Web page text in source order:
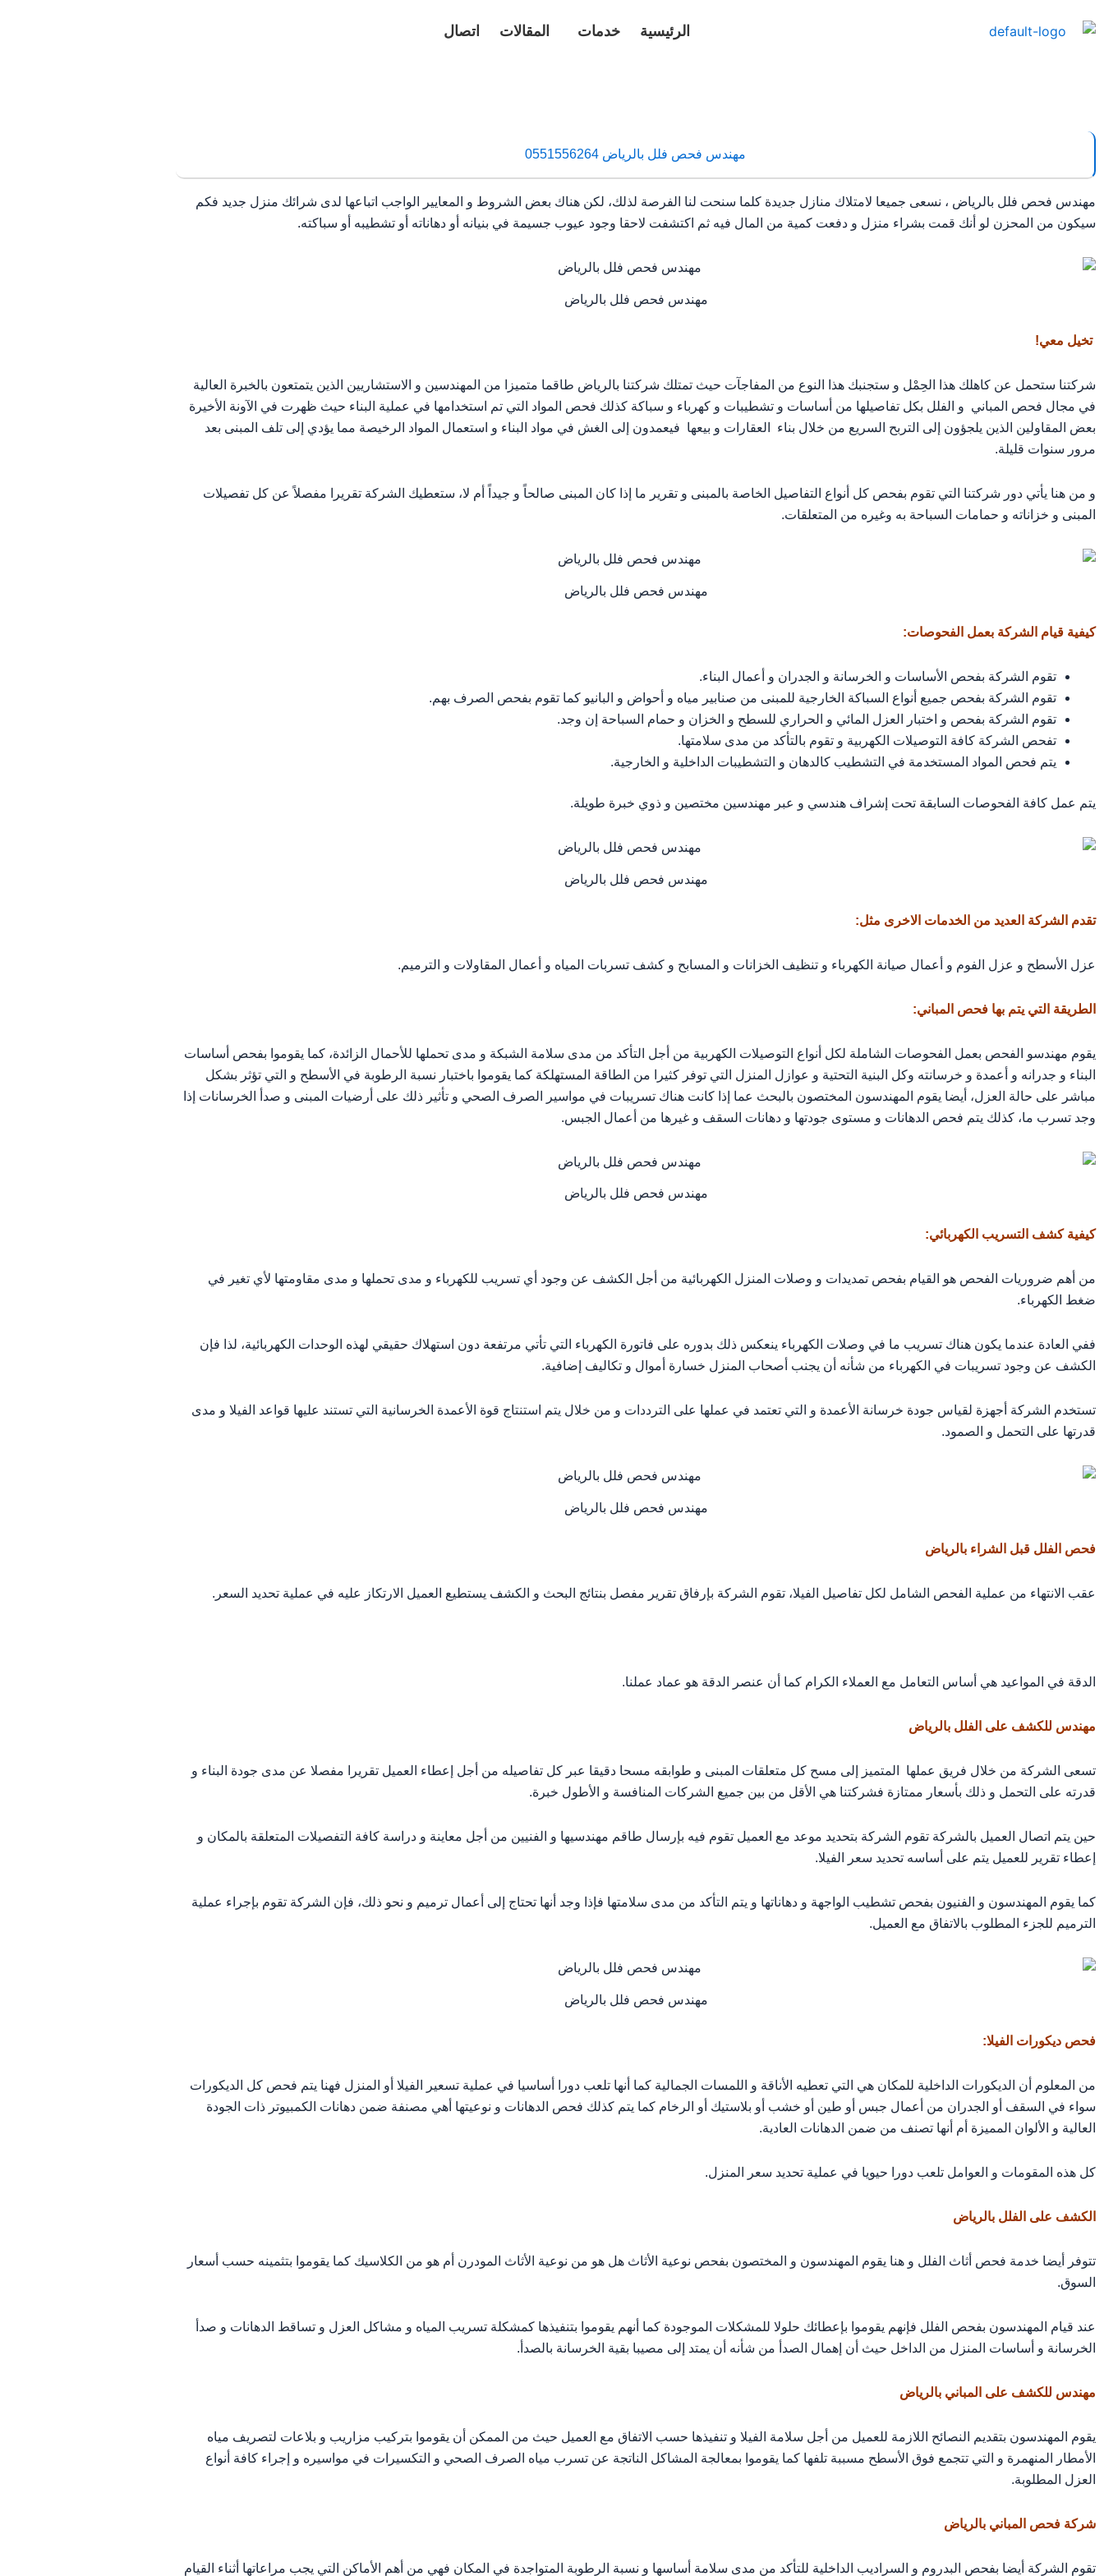
إلى
الرئيسية خدمات المقالات اتصال
مهندس فحص فلل بالرياض 0551556264
مهندس فحص فلل بالرياض ، نسعى جميعا لامتلاك منازل جديدة كلما سنحت لنا الفرصة لذلك، لكن هناك بعض الشروط و المعايير الواجب اتباعها لدى شرائك منزل جديد فكم
سيكون من المحزن لو أنك قمت بشراء منزل و دفعت كمية من المال فيه ثم اكتشفت لاحقا وجود عيوب جسيمة في بنيانه أو دهاناته أو تشطيبه أو سباكته.
مهندس فحص فلل بالرياض
تخيل معي!
شركتنا ستحمل عن كاهلك هذا الحِمْل و ستجنبك هذا النوع من المفاجآت حيث تمتلك شركتنا بالرياض طاقما متميزا من المهندسين و الاستشاريين الذين يتمتعون بالخبرة العالية
في مجال فحص المباني و الفلل بكل تفاصيلها من أساسات و تشطيبات و كهرباء و سباكة كذلك فحص المواد التي تم استخدامها في عملية البناء حيث ظهرت في الآونة الأخيرة
بعض المقاولين الذين يلجؤون إلى التربح السريع من خلال بناء العقارات و بيعها فيعمدون إلى الغش في مواد البناء و استعمال المواد الرخيصة مما يؤدي إلى تلف المبنى بعد
مرور سنوات قليلة.
و من هنا يأتي دور شركتنا التي تقوم بفحص كل أنواع التفاصيل الخاصة بالمبنى و تقرير ما إذا كان المبنى صالحاً و جيداً أم لا، ستعطيك الشركة تقريرا مفصلاً عن كل تفصيلات
المبنى و خزاناته و حمامات السباحة به وغيره من المتعلقات.
مهندس فحص فلل بالرياض
كيفية قيام الشركة بعمل الفحوصات:
تقوم الشركة بفحص الأساسات و الخرسانة و الجدران و أعمال البناء.
تقوم الشركة بفحص جميع أنواع السباكة الخارجية للمبنى من صنابير مياه و أحواض و البانيو كما تقوم بفحص الصرف بهم.
تقوم الشركة بفحص و اختبار العزل المائي و الحراري للسطح و الخزان و حمام السباحة إن وجد.
تفحص الشركة كافة التوصيلات الكهربية و تقوم بالتأكد من مدى سلامتها.
يتم فحص المواد المستخدمة في التشطيب كالدهان و التشطيبات الداخلية و الخارجية.
يتم عمل كافة الفحوصات السابقة تحت إشراف هندسي و عبر مهندسين مختصين و ذوي خبرة طويلة.
مهندس فحص فلل بالرياض
تقدم الشركة العديد من الخدمات الاخرى مثل:
عزل الأسطح و عزل الفوم و أعمال صيانة الكهرباء و تنظيف الخزانات و المسابح و كشف تسربات المياه و أعمال المقاولات و الترميم.
الطريقة التي يتم بها فحص المباني:
يقوم مهندسو الفحص بعمل الفحوصات الشاملة لكل أنواع التوصيلات الكهربية من أجل التأكد من مدى سلامة الشبكة و مدى تحملها للأحمال الزائدة، كما يقوموا بفحص أساسات
البناء و جدرانه و أعمدة و خرسانته وكل البنية التحتية و عوازل المنزل التي توفر كثيرا من الطاقة المستهلكة كما يقوموا باختبار نسبة الرطوبة في الأسطح و التي تؤثر بشكل
مباشر على حالة العزل، أيضا يقوم المهندسون المختصون بالبحث عما إذا كانت هناك تسريبات في مواسير الصرف الصحي و تأثير ذلك على أرضيات المبنى و صدأ الخرسانات إذا
وجد تسرب ما، كذلك يتم فحص الدهانات و مستوى جودتها و دهانات السقف و غيرها من أعمال الجبس.
مهندس فحص فلل بالرياض
كيفية كشف التسريب الكهربائي:
من أهم ضروريات الفحص هو القيام بفحص تمديدات و وصلات المنزل الكهربائية من أجل الكشف عن وجود أي تسريب للكهرباء و مدى تحملها و مدى مقاومتها لأي تغير في
ضغط الكهرباء.
ففي العادة عندما يكون هناك تسريب ما في وصلات الكهرباء ينعكس ذلك بدوره على فاتورة الكهرباء التي تأتي مرتفعة دون استهلاك حقيقي لهذه الوحدات الكهربائية، لذا فإن
الكشف عن وجود تسريبات في الكهرباء من شأنه أن يجنب أصحاب المنزل خسارة أموال و تكاليف إضافية.
تستخدم الشركة أجهزة لقياس جودة خرسانة الأعمدة و التي تعتمد في عملها على الترددات و من خلال يتم استنتاج قوة الأعمدة الخرسانية التي تستند عليها قواعد الفيلا و مدى
قدرتها على التحمل و الصمود.
مهندس فحص فلل بالرياض
فحص الفلل قبل الشراء بالرياض
عقب الانتهاء من عملية الفحص الشامل لكل تفاصيل الفيلا، تقوم الشركة بإرفاق تقرير مفصل بنتائج البحث و الكشف يستطيع العميل الارتكاز عليه في عملية تحديد السعر.
الدقة في المواعيد هي أساس التعامل مع العملاء الكرام كما أن عنصر الدقة هو عماد عملنا.
مهندس للكشف على الفلل بالرياض
تسعى الشركة من خلال فريق عملها المتميز إلى مسح كل متعلقات المبنى و طوابقه مسحا دقيقا عبر كل تفاصيله من أجل إعطاء العميل تقريرا مفصلا عن مدى جودة البناء و
قدرته على التحمل و ذلك بأسعار ممتازة فشركتنا هي الأقل من بين جميع الشركات المنافسة و الأطول خبرة.
حين يتم اتصال العميل بالشركة تقوم الشركة بتحديد موعد مع العميل تقوم فيه بإرسال طاقم مهندسيها و الفنيين من أجل معاينة و دراسة كافة التفصيلات المتعلقة بالمكان و
إعطاء تقرير للعميل يتم على أساسه تحديد سعر الفيلا.
كما يقوم المهندسون و الفنيون بفحص تشطيب الواجهة و دهاناتها و يتم التأكد من مدى سلامتها فإذا وجد أنها تحتاج إلى أعمال ترميم و نحو ذلك، فإن الشركة تقوم بإجراء عملية
الترميم للجزء المطلوب بالاتفاق مع العميل.
مهندس فحص فلل بالرياض
فحص ديكورات الفيلا:
من المعلوم أن الديكورات الداخلية للمكان هي التي تعطيه الأناقة و اللمسات الجمالية كما أنها تلعب دورا أساسيا في عملية تسعير الفيلا أو المنزل فهنا يتم فحص كل الديكورات
سواء في السقف أو الجدران من أعمال جبس أو طين أو خشب أو بلاستيك أو الرخام كما يتم كذلك فحص الدهانات و نوعيتها أهي مصنفة ضمن دهانات الكمبيوتر ذات الجودة
العالية و الألوان المميزة أم أنها تصنف من ضمن الدهانات العادية.
كل هذه المقومات و العوامل تلعب دورا حيويا في عملية تحديد سعر المنزل.
الكشف على الفلل بالرياض
تتوفر أيضا خدمة فحص أثاث الفلل و هنا يقوم المهندسون و المختصون بفحص نوعية الأثاث هل هو من نوعية الأثاث المودرن أم هو من الكلاسيك كما يقوموا بتثمينه حسب أسعار
السوق.
عند قيام المهندسون بفحص الفلل فإنهم يقوموا بإعطائك حلولا للمشكلات الموجودة كما أنهم يقوموا بتنفيذها كمشكلة تسريب المياه و مشاكل العزل و تساقط الدهانات و صدأ
الخرسانة و أساسات المنزل من الداخل حيث أن إهمال الصدأ من شأنه أن يمتد إلى مصيبا بقية الخرسانة بالصدأ.
مهندس للكشف على المباني بالرياض
يقوم المهندسون بتقديم النصائح اللازمة للعميل من أجل سلامة الفيلا و تنفيذها حسب الاتفاق مع العميل حيث من الممكن أن يقوموا بتركيب مزاريب و بلاعات لتصريف مياه
الأمطار المنهمرة و التي تتجمع فوق الأسطح مسببة تلفها كما يقوموا بمعالجة المشاكل الناتجة عن تسرب مياه الصرف الصحي و التكسيرات في مواسيره و إجراء كافة أنواع
العزل المطلوبة.
شركة فحص المباني بالرياض
تقوم الشركة أيضا بفحص البدروم و السراديب الداخلية للتأكد من مدى سلامة أساسها و نسبة الرطوبة المتواجدة في المكان فهي من أهم الأماكن التي يجب مراعاتها أثناء القيام